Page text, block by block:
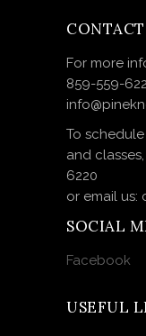
CONTACT
For more
859-559-
To
and
6220
or email us:
SOCIAL
Facebook
USEFUL